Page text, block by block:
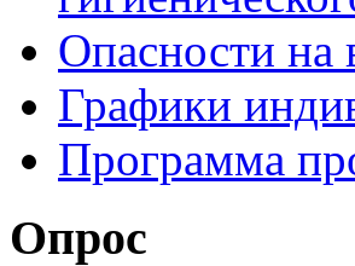
Опасности на
Графики
Программа
Опрос